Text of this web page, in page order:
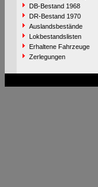
DB-Bestand 1968
DR-Bestand 1970
Auslandsbestände
Lokbestandslisten
Erhaltene Fahrzeuge
Zerlegungen